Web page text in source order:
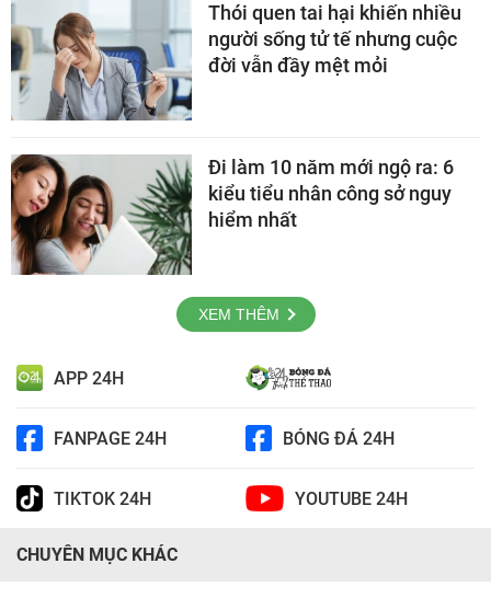
Thói quen tai hại khiến nhiều
người sống tử tế nhưng cuộc
đời vẫn đầy mệt mỏi
Đi làm 10 năm mới ngộ ra: 6
kiểu tiểu nhân công sở nguy
hiểm nhất
XEM THÊM
APP 24H
FANPAGE 24H BÓNG ĐÁ 24H
TIKTOK 24H YOUTUBE 24H
CHUYÊN MỤC KHÁC